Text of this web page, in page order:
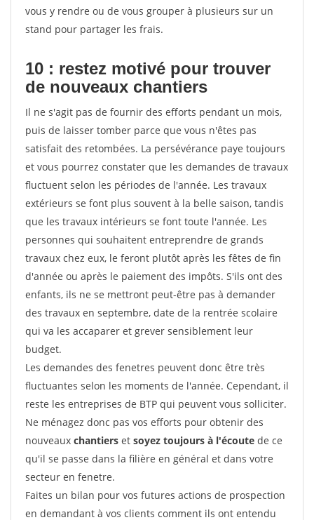
vous y rendre ou de vous grouper à plusieurs sur un
stand pour partager les frais.
10 : restez motivé pour trouver
de nouveaux chantiers
Il ne s'agit pas de fournir des efforts pendant un mois,
puis de laisser tomber parce que vous n'êtes pas
satisfait des retombées. La persévérance paye toujours
et vous pourrez constater que les demandes de travaux
fluctuent selon les périodes de l'année. Les travaux
extérieurs se font plus souvent à la belle saison, tandis
que les travaux intérieurs se font toute l'année. Les
personnes qui souhaitent entreprendre de grands
travaux chez eux, le feront plutôt après les fêtes de fin
d'année ou après le paiement des impôts. S'ils ont des
enfants, ils ne se mettront peut-être pas à demander
des travaux en septembre, date de la rentrée scolaire
qui va les accaparer et grever sensiblement leur
budget.
Les demandes des fenetres peuvent donc être très
fluctuantes selon les moments de l'année. Cependant, il
reste les entreprises de BTP qui peuvent vous solliciter.
Ne ménagez donc pas vos efforts pour obtenir des
nouveaux chantiers et soyez toujours à l'écoute de ce
qu'il se passe dans la filière en général et dans votre
secteur en fenetre.
Faites un bilan pour vos futures actions de prospection
en demandant à vos clients comment ils ont entendu